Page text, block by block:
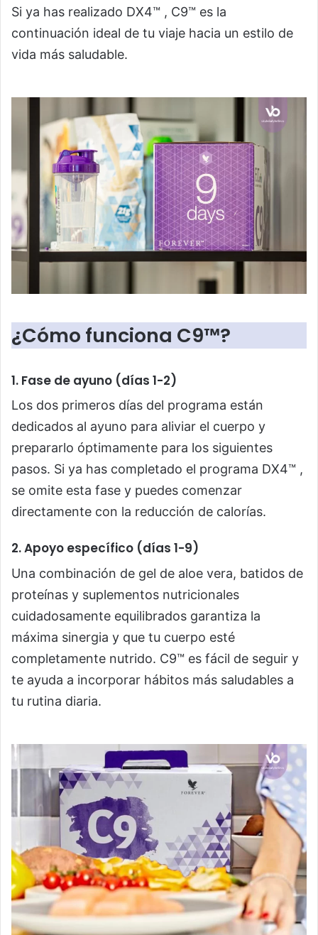
Si ya has realizado DX4™ , C9™ es la
continuación ideal de tu viaje hacia un estilo de
vida más saludable.
¿Cómo funciona C9™?
1. Fase de ayuno (días 1-2)
Los dos primeros días del programa están
dedicados al ayuno para aliviar el cuerpo y
prepararlo óptimamente para los siguientes
pasos. Si ya has completado el programa DX4™ ,
se omite esta fase y puedes comenzar
directamente con la reducción de calorías.
2. Apoyo específico (días 1-9)
Una combinación de gel de aloe vera, batidos de
proteínas y suplementos nutricionales
cuidadosamente equilibrados garantiza la
máxima sinergia y que tu cuerpo esté
completamente nutrido. C9™ es fácil de seguir y
te ayuda a incorporar hábitos más saludables a
tu rutina diaria.